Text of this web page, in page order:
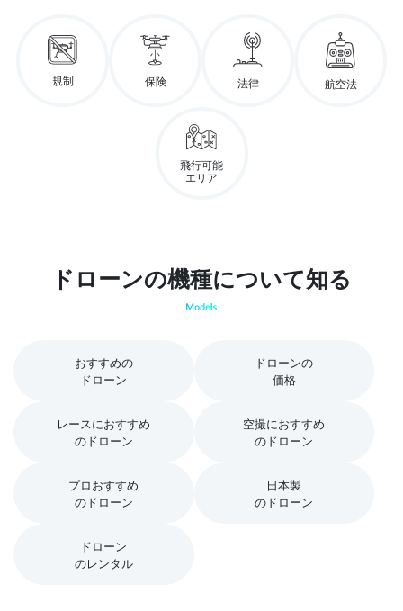
規制 保険 法律 航空法
飛行可能
エリア
ドローンの機種について知る
おすすめの
ドローン
ドローンの
価格
レースにおすすめ
のドローン
空撮におすすめ
のドローン
プロおすすめ
のドローン
日本製
のドローン
ドローン
のレンタル